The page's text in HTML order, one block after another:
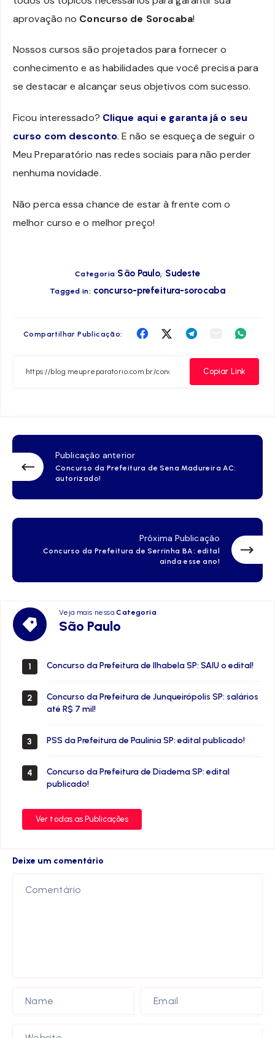
aprovação no Concurso de Sorocaba!
Nossos cursos são projetados para fornecer o
conhecimento e as habilidades que você precisa para
se destacar e alcançar seus objetivos com sucesso.
Ficou interessado? Clique aqui e garanta já o seu
curso com desconto. E não se esqueça de seguir o
Meu Preparatório nas redes sociais para não perder
nenhuma novidade.
Não perca essa chance de estar à frente com o
melhor curso e o melhor preço!
Categoria São Paulo, Sudeste
Tagged in: concurso-prefeitura-sorocaba
Compartilhar Publicação:
Compartilha
Facebook
CompartilhaCompartilha
Telegram
Compartilha
Email
Copiar Link
Publicação anterior
Concurso da Prefeitura de Sena Madureira AC:
autorizado!
Próxima Publicação
Concurso da Prefeitura de Serrinha BA: edital
ainda esse ano!
Veja mais nessaCategoria
São Paulo
São
Paulo
1 Concurso da Prefeitura de Ilhabela SP: SAIU o edital!
2
Concurso da Prefeitura de Junqueirópolis SP: salários
até R$ 7 mil!
3 PSS da Prefeitura de Paulínia SP: edital publicado!
4
Concurso da Prefeitura de Diadema SP: edital
publicado!
Ver todas as Publicações
Deixe um comentário